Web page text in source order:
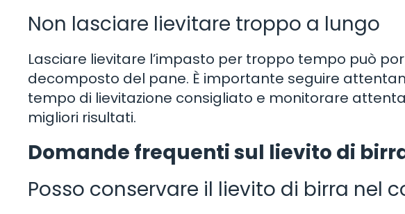
Non lasciare lievitare troppo a lungo
Lasciare lievitare l’impasto per troppo tempo può
decomposto del pane. È importante seguire
tempo di lievitazione consigliato e monitorare
migliori risultati.
Domande frequenti sul lievito di
Posso conservare il lievito di birra nel